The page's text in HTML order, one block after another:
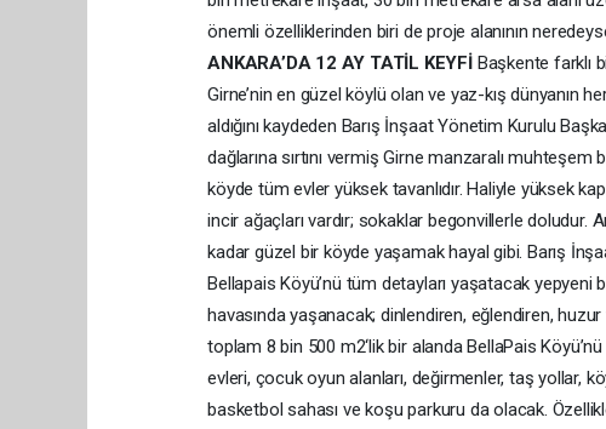
önemli özelliklerinden biri de proje alanının
ANKARA’DA 12 AY TATİL KEYFİBaşkente farklı
Girne’nin en güzel köylü olan ve yaz-kış dünyanın
aldığını kaydeden Barış İnşaat Yönetim Kurulu
dağlarına sırtını vermiş Girne manzaralı muhteşem
köyde tüm evler yüksek tavanlıdır. Haliyle yüksek
incir ağaçları vardır; sokaklar begonvillerle doludur.
kadar güzel bir köyde yaşamak hayal gibi. Barış
Bellapais Köyü’nü tüm detayları yaşatacak yepyeni
havasında yaşanacak; dinlendiren, eğlendiren,
toplam 8 bin 500 m2‘lik bir alanda BellaPais
evleri, çocuk oyun alanları, değirmenler, taş yollar,
basketbol sahası ve koşu parkuru da olacak.